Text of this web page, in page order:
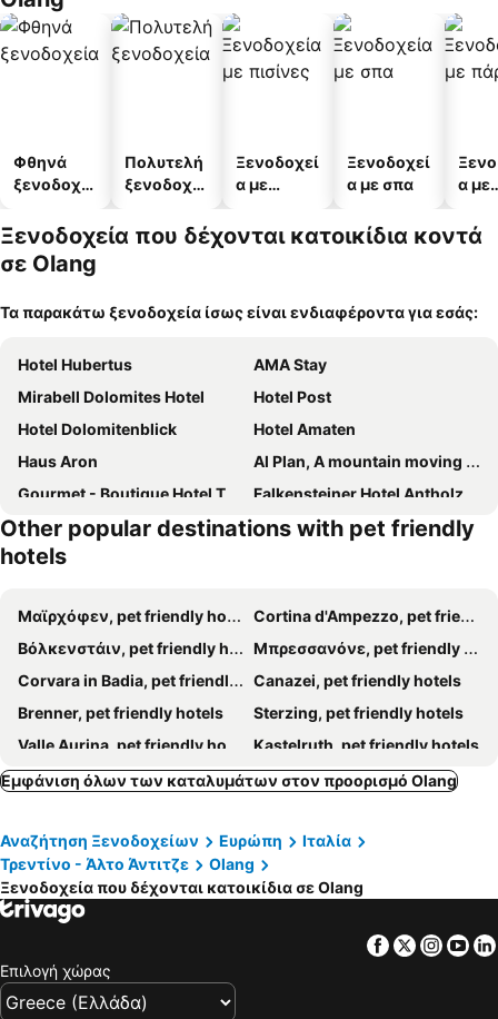
Φθηνά
ξενοδοχεί
Πολυτελή
ξενοδοχεί
Ξενοδοχεί
α με
Ξενοδοχεί
α με σπα
α με
Ξενοδοχεία που δέχονται κατοικίδια κοντά
σε Olang
Τα παρακάτω ξενοδοχεία ίσως είναι ενδιαφέροντα για εσάς:
Hotel Hubertus
AMA Stay
Mirabell Dolomites Hotel
Hotel Post
Hotel Dolomitenblick
Hotel Amaten
Haus Aron
Al Plan, A mountain moving hotel
Gourmet - Boutique Hotel Tanzer
Falkensteiner Hotel Antholz
Gasthof Residence Brugghof & Erlhof
Hotel Drumlerhof
Aussermairhof
Other popular destinations with pet friendly
hotels
Μαϊρχόφεν, pet friendly hotels
Cortina d'Ampezzo, pet friendly hotels
Βόλκενστάιν, pet friendly hotels
Μπρεσσανόνε, pet friendly hotels
Corvara in Badia, pet friendly hotels
Canazei, pet friendly hotels
Brenner, pet friendly hotels
Sterzing, pet friendly hotels
Valle Aurina, pet friendly hotels
Kastelruth, pet friendly hotels
Campitello di Fassa, pet friendly hotels
Innichen, pet friendly hotels
Brunico, pet friendly hotels
Rasen Antholz, pet friendly hotels
Ratschings, pet friendly hotels
Völs am Schlern, pet friendly hotels
Mühlbach, pet friendly hotels
Toblach, pet friendly hotels
Enneberg, pet friendly hotels
Sexten, pet friendly hotels
Εμφάνιση όλων των καταλυμάτων στον προορισμό Olang
Αναζήτηση Ξενοδοχείων Ευρώπη
Ιταλία
Τρεντίνο - Άλτο Άντιτζε
Olang
Ξενοδοχεία που δέχονται κατοικίδια σε Olang
Facebook
Twitter
Επιλογή χώρας